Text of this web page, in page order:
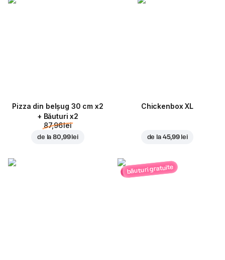
Pizza din belșug 30 cm x2
+ Băuturi x2
87,96 lei
de la80,99 lei
Chickenbox XL
de la 45,99 lei
băuturi gratuite